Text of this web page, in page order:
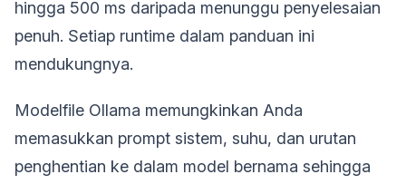
hingga 500 ms daripada menunggu penyelesaian
penuh. Setiap runtime dalam panduan ini
mendukungnya.
Modelfile Ollama memungkinkan Anda
memasukkan prompt sistem, suhu, dan urutan
penghentian ke dalam model bernama sehingga